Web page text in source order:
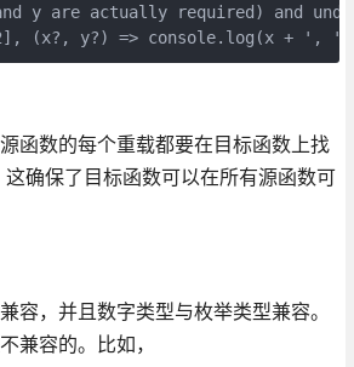
y are actually required) and
函数的每个重载都要在目标函数上找
确保了目标函数可以在所有源函数可
容，并且数字类型与枚举类型兼容。
兼容的。比如，